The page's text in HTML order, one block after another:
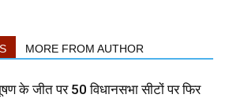
MORE FROM AUTHOR
के जीत पर 50 विधानसभा सीटों पर फिर